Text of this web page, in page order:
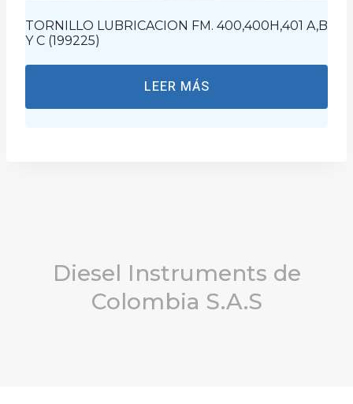
TORNILLO LUBRICACION FM. 400,400H,401 A,B
Y C (199225)
LEER MÁS
Diesel Instruments de
Colombia S.A.S